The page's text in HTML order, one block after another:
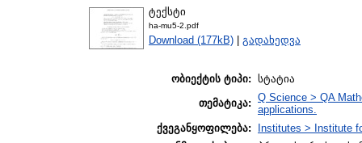
ტექსტი
ha-mu5-2.pdf
Download (177kB) | გადახედვა
ობიექტის ტიპი: სტატია
თემატიკა: Q Science > QA
applications.
ქვეგანყოფილება:
Institutes > Institute